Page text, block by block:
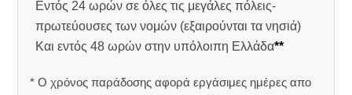
Εντός 24 ωρών σε όλες τις μεγάλες πόλεις-
πρωτεύουσες των νομών (εξαιρούνται τα νησιά)
Και εντός 48 ωρών στην υπόλοιπη Ελλάδα**
* Ο χρόνος παράδοσης αφορά εργάσιμες ημέρες απο